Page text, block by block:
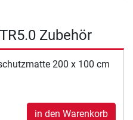
Zubehör
200 x 100 cm
in den Warenkorb